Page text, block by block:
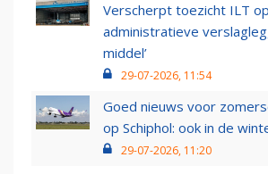
Verscherpt toezicht ILT
administratieve
middel’
29-07-2026, 11:54
Goed nieuws voor
op Schiphol: ook in de
29-07-2026, 11:20